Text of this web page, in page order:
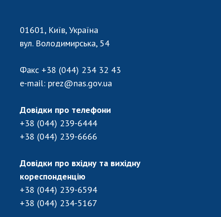
01601, Київ, Україна
вул. Володимирська, 54
Факс +38 (044) 234 32 43
e-mail: prez@nas.gov.ua
Довідки про телефони
+38 (044) 239-6444
+38 (044) 239-6666
Довідки про вхідну та вихідну
кореспонденцію
+38 (044) 239-6594
+38 (044) 234-5167